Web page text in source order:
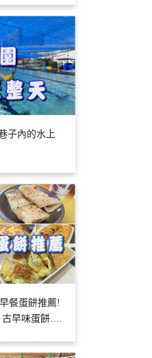
子內的水上
餐蛋餅推薦!
早味蛋餅….